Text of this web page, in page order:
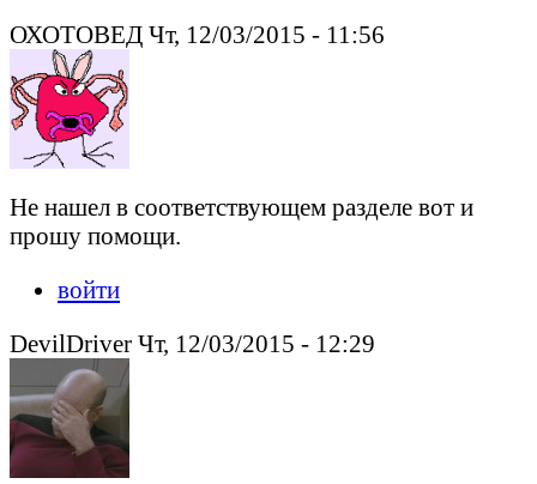
ОХОТОВЕД Чт, 12/03/2015 - 11:56
Не нашел в соответствующем разделе вот и
прошу помощи.
войти
DevilDriver Чт, 12/03/2015 - 12:29